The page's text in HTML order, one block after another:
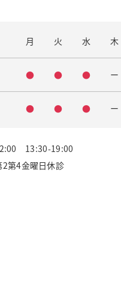
月 火 水 木
● ● ● ー
● ● ● ー
13:30-19:00
第4金曜日休診